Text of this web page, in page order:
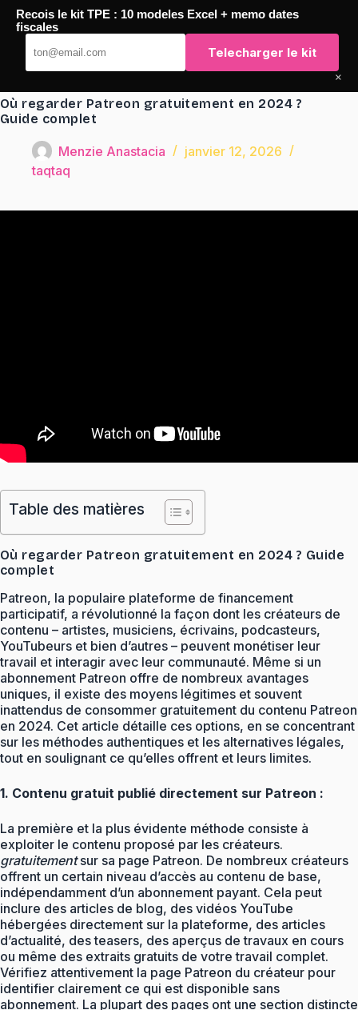
Passer
contenu
TaqTaq
Où regarder Patreon gratuitement en 2024 ?
Guide complet
Menzie Anastacia
janvier 12, 2026
taqtaq
Table des matières
Où regarder Patreon gratuitement en 2024 ? Guide
complet
Patreon, la populaire plateforme de financement
participatif, a révolutionné la façon dont les créateurs de
contenu – artistes, musiciens, écrivains, podcasteurs,
YouTubeurs et bien d’autres – peuvent monétiser leur
travail et interagir avec leur communauté. Même si un
abonnement Patreon offre de nombreux avantages
uniques, il existe des moyens légitimes et souvent
inattendus de consommer gratuitement du contenu Patreon
en 2024. Cet article détaille ces options, en se concentrant
sur les méthodes authentiques et les alternatives légales,
tout en soulignant ce qu’elles offrent et leurs limites.
1. Contenu gratuit publié directement sur Patreon :
La première et la plus évidente méthode consiste à
exploiter le contenu proposé par les créateurs.
gratuitementsur sa page Patreon. De nombreux créateurs
offrent un certain niveau d’accès au contenu de base,
indépendamment d’un abonnement payant. Cela peut
inclure des articles de blog, des vidéos YouTube
hébergées directement sur la plateforme, des articles
d’actualité, des teasers, des aperçus de travaux en cours
ou même des extraits gratuits de votre travail complet.
Vérifiez attentivement la page Patreon du créateur pour
identifier clairement ce qui est disponible sans
abonnement. La plupart des pages ont une section distincte
Recois le kit TPE : 10 modeles Excel + memo dates
fiscales
Telecharger le kit
×